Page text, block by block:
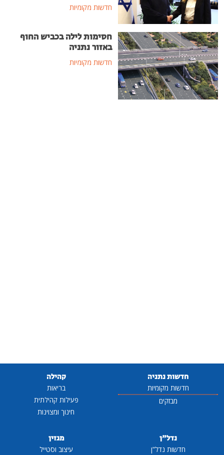
חדשות מקומיות
חסימות לילה בכביש החוף
באזור נתניה
חדשות מקומיות
חדשות נתניה
חדשות מקומיות
מבזקים
קהילה
בריאות
פעילות קהילתית
חינוך ומצוינות
נדל"ן
חדשות נדל"ן
מגזין
עיצוב וסטייל